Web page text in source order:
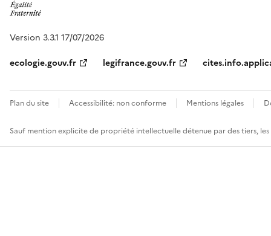
Version 3.3.1 17/07/2026
ecologie.gouv.fr
legifrance.gouv.fr
Plan du site Accessibilité: non conforme Mentions légales
Sauf mention explicite de propriété intellectuelle détenue par des tiers,